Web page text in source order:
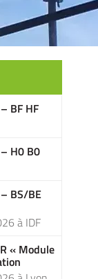
BF HF
– H0 B0
– BS/BE
à IDF
« Module